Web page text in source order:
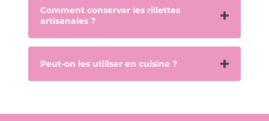
Comment conserver les rillettes
artisanales ?
Peut-on les utiliser en cuisine ?